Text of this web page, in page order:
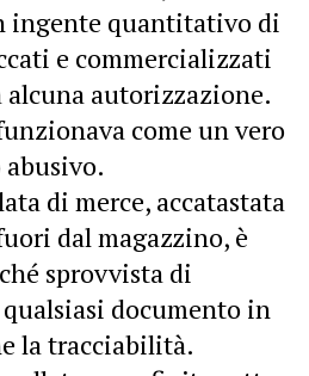
ingente quantitativo di
e commercializzati
alcuna autorizzazione.
come un vero
di merce, accatastata
dal magazzino, è
sprovvista di
documento in
la tracciabilità.